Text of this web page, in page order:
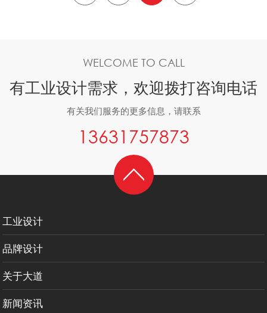
WELCOME TO CALL
有工业设计需求，欢迎拨打咨询电话
有关我们服务的更多信息，请联系
13631757873
工业设计
品牌设计
关于大道
新闻资讯